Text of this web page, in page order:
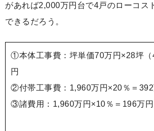
があれば2,000万円台で4戸のローコス
できるだろう。
①本体工事費：坪単価70万円×28坪（
円
②付帯工事費：1,960万円×20％＝392
③諸費用：1,960万円×10％＝196万円